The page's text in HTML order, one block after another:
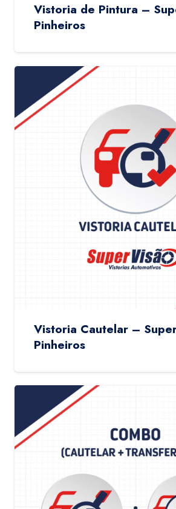
Vistoria de Pintura –
Pinheiros
Vistoria Cautelar –
Pinheiros